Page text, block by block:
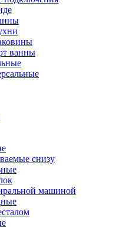
ванны
снизу
машиной